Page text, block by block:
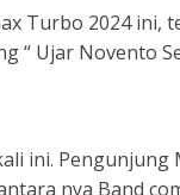
Turbo 2024 ini,
“ Ujar Novento
ini. Pengunjung
nya Band